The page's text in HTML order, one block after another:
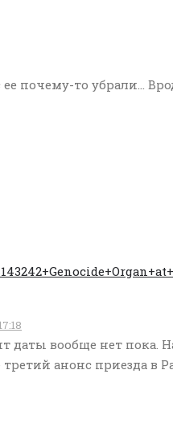
почему-то убрали…
даты вообще нет пока.
анонс приезда в